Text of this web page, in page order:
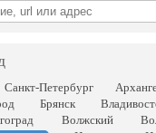
Санкт-Петербург
Брянск
Волжский